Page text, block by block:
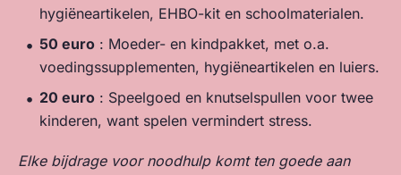
hygiëneartikelen, EHBO-kit en schoolmaterialen.
50 euro : Moeder- en kindpakket, met o.a.
voedingssupplementen, hygiëneartikelen en luiers.
20 euro : Speelgoed en knutselspullen voor twee
kinderen, want spelen vermindert stress.
Elke bijdrage voor noodhulp komt ten goede aan